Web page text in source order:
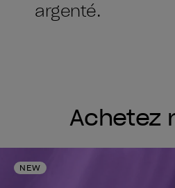
argenté.
Achetez
NEW